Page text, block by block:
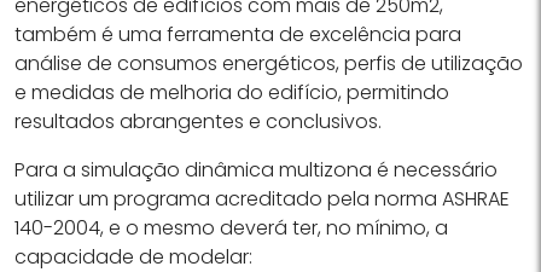
também é uma ferramenta de excelência para
análise de consumos energéticos, perfis de utilização
e medidas de melhoria do edifício, permitindo
resultados abrangentes e conclusivos.
Para a simulação dinâmica multizona é necessário
utilizar um programa acreditado pela norma ASHRAE
140-2004, e o mesmo deverá ter, no mínimo, a
capacidade de modelar: